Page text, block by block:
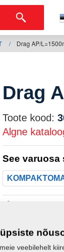
/ Drag AP/
Drag
Toote kood:
Algne
See varuosa
veebilehelt